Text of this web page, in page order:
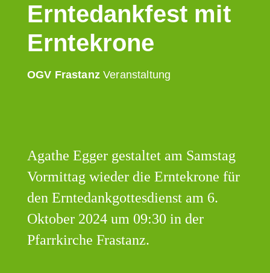
Erntedankfest mit
Erntekrone
OGV FrastanzVeranstaltung
Agathe Egger gestaltet am Samstag
Vormittag wieder die Erntekrone für
den Erntedankgottesdienst am 6.
Oktober 2024 um 09:30 in der
Pfarrkirche Frastanz.